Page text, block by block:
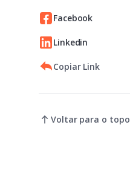
Facebook
Linkedin
Copiar Link
Voltar para o topo